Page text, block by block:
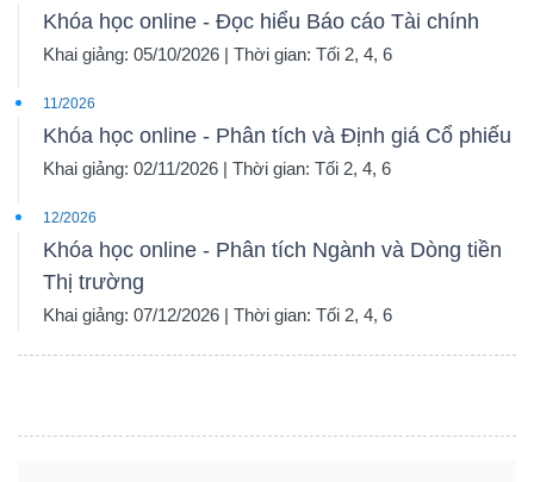
Khóa học online - Đọc hiểu Báo cáo Tài chính
Khai giảng: 05/10/2026 | Thời gian: Tối 2, 4, 6
11/2026
Khóa học online - Phân tích và Định giá Cổ phiếu
Khai giảng: 02/11/2026 | Thời gian: Tối 2, 4, 6
12/2026
Khóa học online - Phân tích Ngành và Dòng tiền
Thị trường
Khai giảng: 07/12/2026 | Thời gian: Tối 2, 4, 6